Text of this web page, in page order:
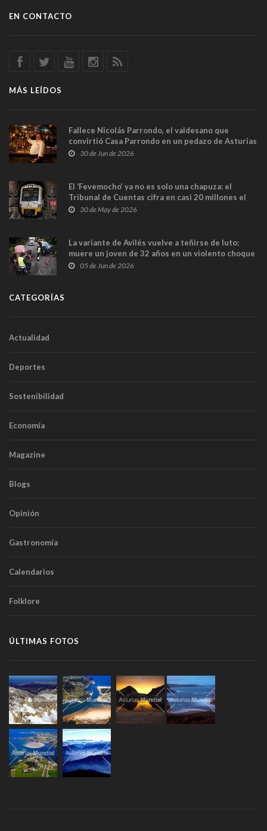
EN CONTACTO
MÁS LEÍDOS
Fallece Nicolás Parrondo, el valdesano que
convirtió Casa Parrondo en un pedazo de Asturias
en Madrid
30 de Jun de 2026
El ‘Fevemocho’ ya no es solo una chapuza: el
Tribunal de Cuentas cifra en casi 20 millones el
sobrecoste de los trenes que no cabían por los
30 de May de 2026
La variante de Avilés vuelve a teñirse de luto:
muere un joven de 32 años en un violento choque
frontal
05 de Jun de 2026
CATEGORÍAS
Actualidad
Deportes
Sostenibilidad
Economía
Magazine
Blogs
Opinión
Gastronomía
Calendarios
Folklore
ÚLTIMAS FOTOS